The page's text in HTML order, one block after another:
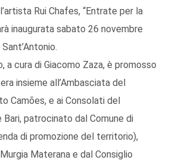
Rui Chafes, “Entrate per la
inaugurata sabato 26 novembre
a cura di Giacomo Zaza, è promosso
insieme all’Ambasciata del
Camões, e ai Consolati del
patrocinato dal Comune di
di promozione del territorio),
Materana e dal Consiglio